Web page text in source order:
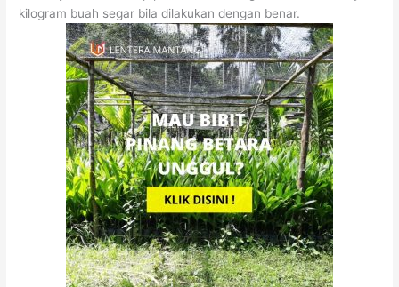
kilogram buah segar bila dilakukan dengan benar.